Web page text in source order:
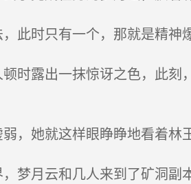
此时只有一个，那就是精神
时露出一抹惊讶之色，此刻
，她就这样眼睁睁地看着林
梦月云和几人来到了矿洞副